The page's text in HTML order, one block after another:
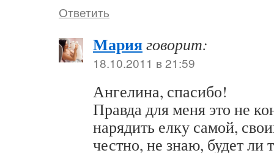
Ответить
Марияговорит:
18.10.2011 в 21:59
Ангелина, спасибо!
Правда для меня это не
нарядить елку самой,
честно, не знаю, будет ли